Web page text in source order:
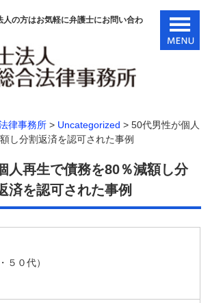
人の方はお気軽に弁護士にお問い合わ
律事務所 > Uncategorized >50代男性が個人
し分割返済を認可された事例
人再生で債務を80％減額し分
済を認可された事例
５０代）